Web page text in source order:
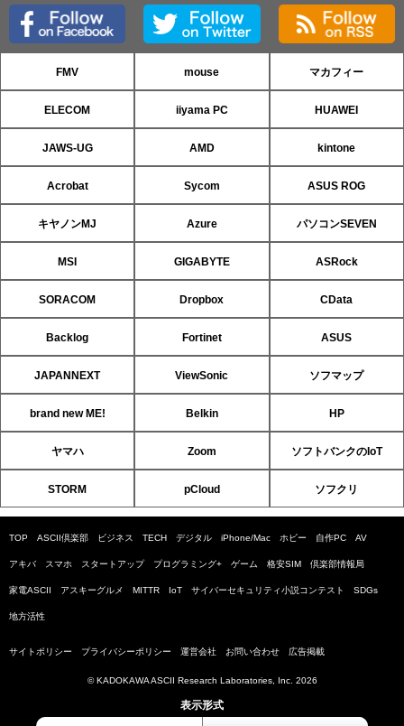
FMV mouse マカフィー
ELECOM iiyama PC HUAWEI
JAWS-UG AMD kintone
Acrobat Sycom ASUS ROG
キヤノンMJ Azure パソコンSEVEN
MSI GIGABYTE ASRock
SORACOM Dropbox CData
Backlog Fortinet ASUS
JAPANNEXT ViewSonic ソフマップ
brand new ME! Belkin HP
ヤマハ Zoom ソフトバンクのIoT
STORM pCloud ソフクリ
TOP ASCII倶楽部 ビジネス TECH デジタル iPhone/Mac ホビー 自作PC AV
アキバ スマホ スタートアップ プログラミング+ ゲーム 格安SIM 倶楽部情報局
家電ASCII アスキーグルメ MITTR IoT サイバーセキュリティ小説コンテスト SDGs
地方活性
サイトポリシー プライバシーポリシー 運営会社 お問い合わせ 広告掲載
© KADOKAWA ASCII Research Laboratories, Inc. 2026
表示形式